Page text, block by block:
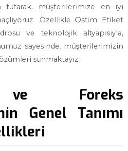
tutarak, müşterilerimize en iyi
Özellikle Ostim Etiket
ve teknolojik altyapısıyla,
sayesinde, müşterilerimizin
sunmaktayız.
ve Foreks
Genel Tanımı